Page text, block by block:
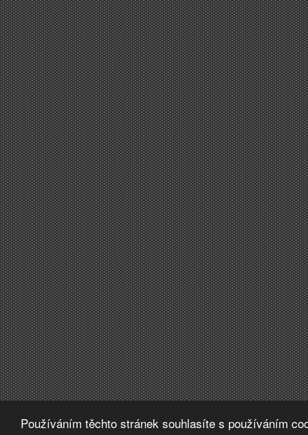
Používáním těchto stránek souhlasíte s používáním